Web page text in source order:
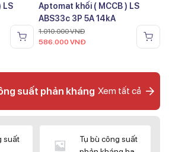
LS
Aptomat khối ( MCCB ) LS
ABS33c 3P 5A 14kA
1.010.000VNĐ
586.000 VNĐ
suất phản kháng Xem tất cả
suất
Tụ bù công suất